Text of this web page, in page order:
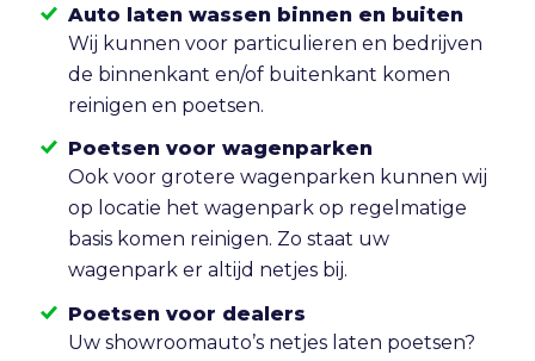
Auto laten wassen binnen en buiten
Wij kunnen voor particulieren en bedrijven
de binnenkant en/of buitenkant komen
reinigen en poetsen.
Poetsen voor wagenparken
Ook voor grotere wagenparken kunnen wij
op locatie het wagenpark op regelmatige
basis komen reinigen. Zo staat uw
wagenpark er altijd netjes bij.
Poetsen voor dealers
Uw showroomauto’s netjes laten poetsen?